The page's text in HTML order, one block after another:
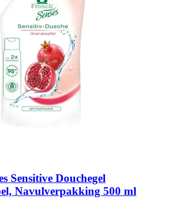
Sensitive Douchegel
Navulverpakking 500 ml